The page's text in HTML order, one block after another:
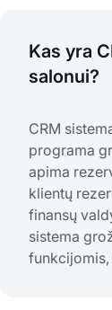
Kas yra
salonui?
CRM
programa
apima
klientų
finansų
sistema
funkcijomis,